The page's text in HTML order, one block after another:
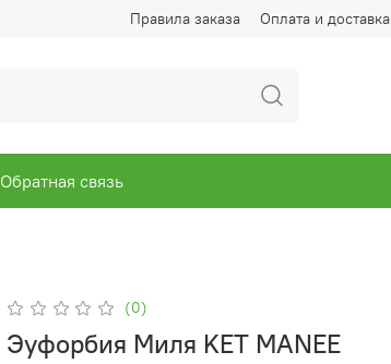
Правила заказа Оплата и доставка
Обратная связь
(0)
Эуфорбия Миля KET MANEE